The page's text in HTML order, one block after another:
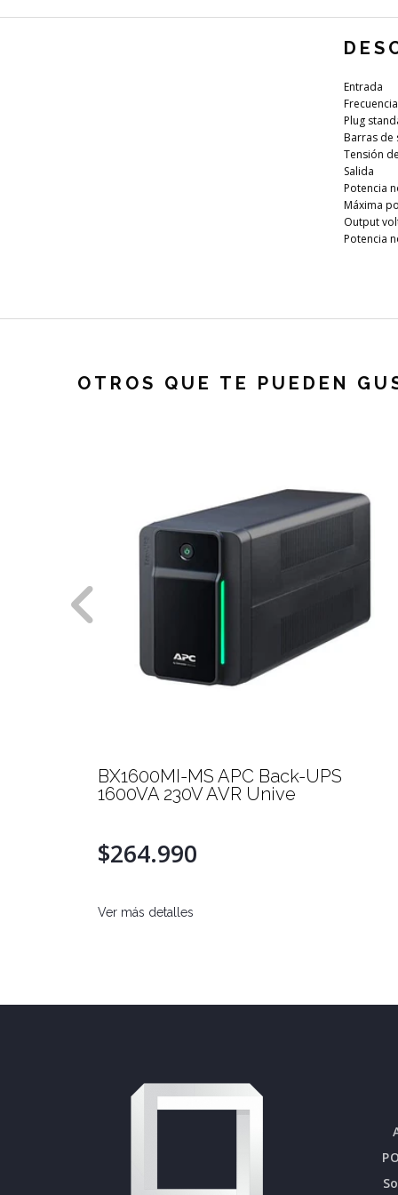
Entrada
Plug
Barras de
Tensión
Salida
Potencia
Máxima
Output
Potencia
OTROS QUE TE PUEDEN
BX1600MI-MS APC Back-UPS
1600VA 230V AVR Unive
$264.990
Ver más detalles